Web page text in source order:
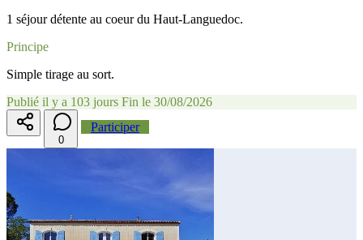
1 séjour détente au coeur du Haut-Languedoc.
Principe
Simple tirage au sort.
Publié il y a 103 jours Fin le 30/08/2026
0
Participer